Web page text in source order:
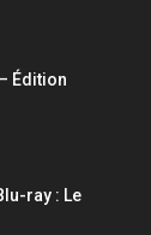
statuettes
Édition
ray : Le